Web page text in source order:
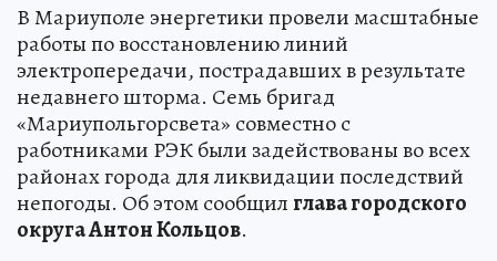
В Мариуполе энергетики провели масштабные
работы по восстановлению линий
электропередачи, пострадавших в результате
недавнего шторма. Семь бригад
«Мариупольгорсвета» совместно с
работниками РЭК были задействованы во всех
районах города для ликвидации последствий
непогоды. Об этом сообщилглава городского
округа Антон Кольцов.